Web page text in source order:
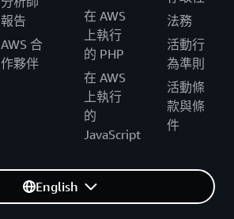
報告
AWS 合
作夥伴
在 AWS
上執行
的 PHP
在 AWS
上執行
的
JavaScript
法務
活動行
為準則
活動條
款與條
件
English